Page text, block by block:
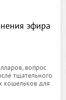
эфира
вопрос
тщательного
кошельков для